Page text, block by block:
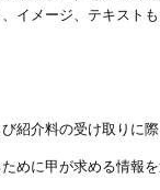
イメージ、テキス
紹介料の受け取りに
めに甲が求める情報